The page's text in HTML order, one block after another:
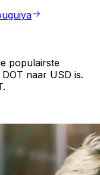
populairste
naar USD is.